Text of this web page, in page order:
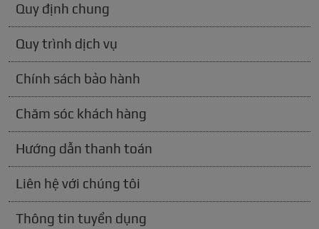
Quy định chung
Quy trình dịch vụ
Chính sách bảo hành
Chăm sóc khách hàng
Hướng dẫn thanh toán
Liên hệ với chúng tôi
Thông tin tuyển dụng